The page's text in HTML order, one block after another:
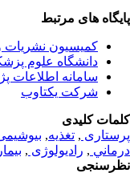
های مرتبط
کمیسیون نشریات
دانشگاه علوم پزشکی
سامانه اطلاعات
شرکت یکتاوب
کلیدی
, تغذيه,بیوشیمی
, رادیولوژی,